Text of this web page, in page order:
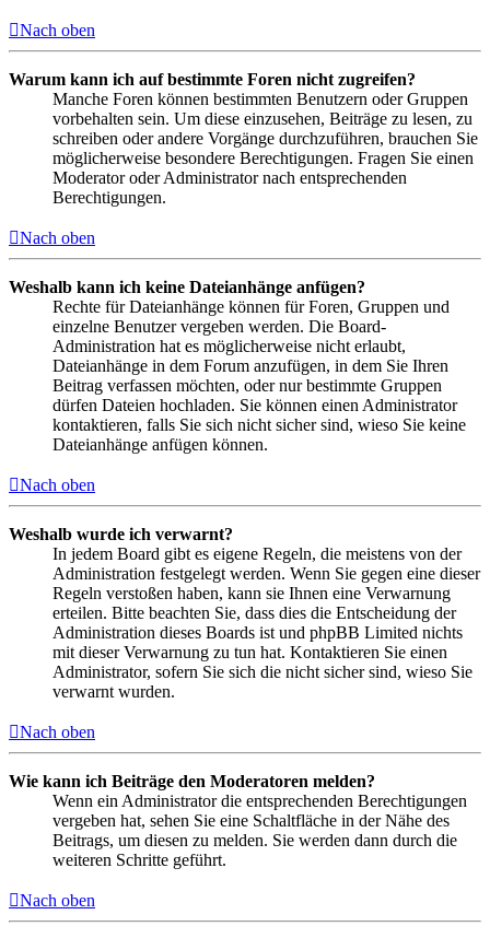
Nach oben
Warum kann ich auf bestimmte Foren nicht zugreifen?
Manche Foren können bestimmten Benutzern oder Gruppen
vorbehalten sein. Um diese einzusehen, Beiträge zu lesen, zu
schreiben oder andere Vorgänge durchzuführen, brauchen Sie
möglicherweise besondere Berechtigungen. Fragen Sie einen
Moderator oder Administrator nach entsprechenden
Berechtigungen.
Nach oben
Weshalb kann ich keine Dateianhänge anfügen?
Rechte für Dateianhänge können für Foren, Gruppen und
einzelne Benutzer vergeben werden. Die Board-
Administration hat es möglicherweise nicht erlaubt,
Dateianhänge in dem Forum anzufügen, in dem Sie Ihren
Beitrag verfassen möchten, oder nur bestimmte Gruppen
dürfen Dateien hochladen. Sie können einen Administrator
kontaktieren, falls Sie sich nicht sicher sind, wieso Sie keine
Dateianhänge anfügen können.
Nach oben
Weshalb wurde ich verwarnt?
In jedem Board gibt es eigene Regeln, die meistens von der
Administration festgelegt werden. Wenn Sie gegen eine dieser
Regeln verstoßen haben, kann sie Ihnen eine Verwarnung
erteilen. Bitte beachten Sie, dass dies die Entscheidung der
Administration dieses Boards ist und phpBB Limited nichts
mit dieser Verwarnung zu tun hat. Kontaktieren Sie einen
Administrator, sofern Sie sich die nicht sicher sind, wieso Sie
verwarnt wurden.
Nach oben
Wie kann ich Beiträge den Moderatoren melden?
Wenn ein Administrator die entsprechenden Berechtigungen
vergeben hat, sehen Sie eine Schaltfläche in der Nähe des
Beitrags, um diesen zu melden. Sie werden dann durch die
weiteren Schritte geführt.
Nach oben